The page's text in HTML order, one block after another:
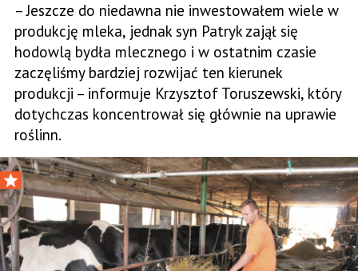
– Jeszcze do niedawna nie inwestowałem wiele w
produkcję mleka, jednak syn Patryk zajął się
hodowlą bydła mlecznego i w ostatnim czasie
zaczęliśmy bardziej rozwijać ten kierunek
produkcji – informuje Krzysztof Toruszewski, który
dotychczas koncentrował się głównie na uprawie
roślinn.